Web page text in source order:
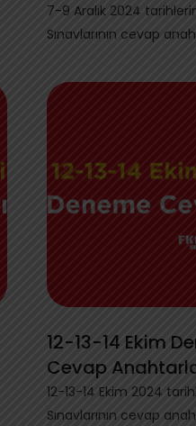
7-9 Aralık 2024
Sınavlarının cevap
12-13-14 Ekim
Cevap
12-13-14 Ekim 2024
Sınavlarının cevap